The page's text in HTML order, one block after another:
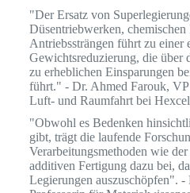
"Der Ersatz von
Düsentriebwerken, chemischen
Antriebssträngen führt zu einer
Gewichtsreduzierung, die über
zu erheblichen Einsparungen
führt." - Dr. Ahmed Farouk,
Luft- und Raumfahrt bei
"Obwohl es Bedenken
gibt, trägt die laufende
Verarbeitungsmethoden wie
additiven Fertigung dazu bei,
Legierungen auszuschöpfen". -